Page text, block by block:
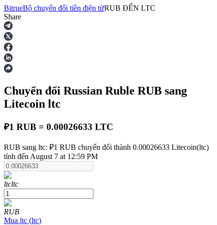
Hợp đồng tương lai
USDT Futures
Futures sử dụng USDT làm tài sản thế chấp
BitrueBộ chuyển đổi tiền điện tửRUB ĐẾN LTC
Share
Chuyển đổi Russian Ruble RUB sang
Litecoin ltc
₽1 RUB = 0.00026633 LTC
RUB sang ltc: ₽1 RUB chuyển đổi thành 0.00026633 Litecoin(ltc)
tính đến August 7 at 12:59 PM
ltcltc
RUB
Mua ltc (ltc)